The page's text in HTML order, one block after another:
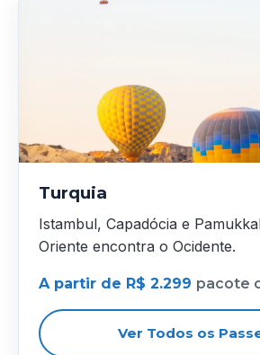
Turquia
Istambul, Capadócia e
Oriente encontra o Ocidente.
A partir de R$ 2.299 pacote
Ver Todos os